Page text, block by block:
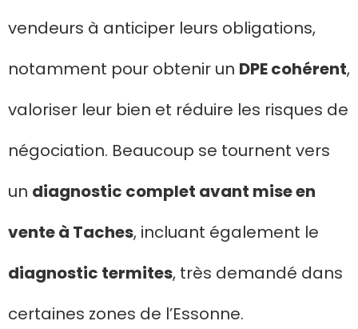
vendeurs à anticiper leurs obligations,
notamment pour obtenir un DPE cohérent,
valoriser leur bien et réduire les risques de
négociation. Beaucoup se tournent vers
un diagnostic complet avant mise en
vente à Taches, incluant également le
diagnostic termites, très demandé dans
certaines zones de l’Essonne.